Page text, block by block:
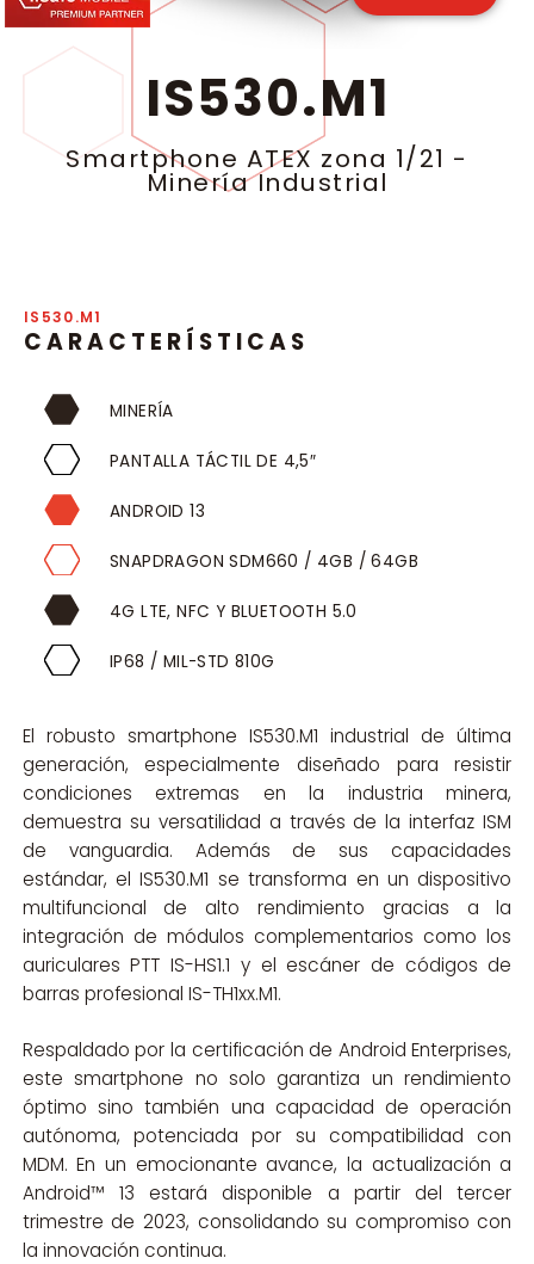
IS530.M1
Smartphone ATEX zona 1/21 -
Minería Industrial
IS530.M1
CARACTERÍSTICAS
MINERÍA
PANTALLA TÁCTIL DE 4,5″
ANDROID 13
SNAPDRAGON SDM660 / 4GB / 64GB
4G LTE, NFC Y BLUETOOTH 5.0
IP68 / MIL-STD 810G
El robusto smartphone IS530.M1 industrial de última
generación, especialmente diseñado para resistir
condiciones extremas en la industria minera,
demuestra su versatilidad a través de la interfaz ISM
de vanguardia. Además de sus capacidades
estándar, el IS530.M1 se transforma en un dispositivo
multifuncional de alto rendimiento gracias a la
integración de módulos complementarios como los
auriculares PTT IS-HS1.1 y el escáner de códigos de
barras profesional IS-TH1xx.M1.
Respaldado por la certificación de Android Enterprises,
este smartphone no solo garantiza un rendimiento
óptimo sino también una capacidad de operación
autónoma, potenciada por su compatibilidad con
MDM. En un emocionante avance, la actualización a
Android™ 13 estará disponible a partir del tercer
trimestre de 2023, consolidando su compromiso con
la innovación continua.